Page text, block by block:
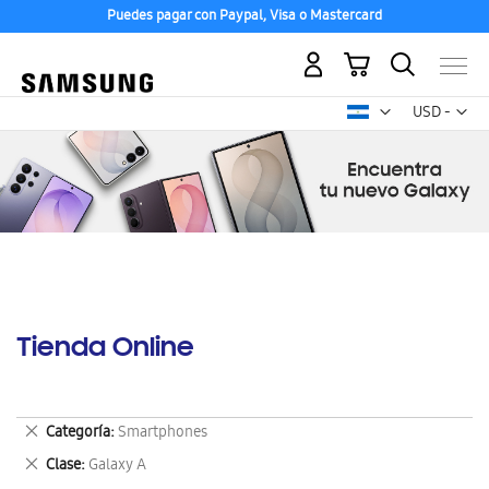
Puedes pagar con Paypal, Visa o Mastercard
USD -
dólar
Mi carrito
Tienda Online
Categoría Smartphones
Eliminar
este
artículo
Clase Galaxy A
Eliminar